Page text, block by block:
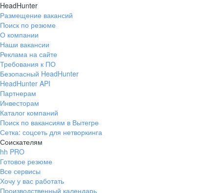
HeadHunter
Размещение вакансий
Поиск по резюме
О компании
Наши вакансии
Реклама на сайте
Требования к ПО
Безопасный HeadHunter
HeadHunter API
Партнерам
Инвесторам
Каталог компаний
Поиск по вакансиям в Вытегре
Сетка: соцсеть для нетворкинга
Соискателям
hh PRO
Готовое резюме
Все сервисы
Хочу у вас работать
Производственный календарь